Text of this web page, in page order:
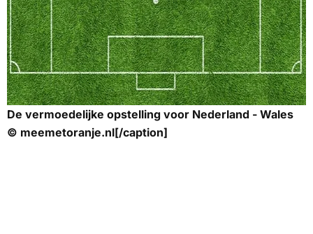
De vermoedelijke opstelling voor Nederland - Wales
© meemetoranje.nl[/caption]